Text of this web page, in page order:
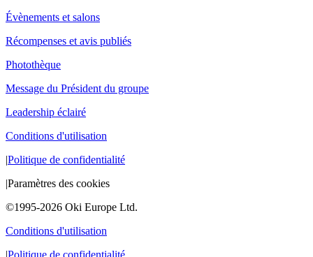
Évènements et salons
Récompenses et avis publiés
Photothèque
Message du Président du groupe
Leadership éclairé
Conditions d'utilisation
|Politique de confidentialité
|Paramètres des cookies
©1995-2026 Oki Europe Ltd.
Conditions d'utilisation
|Politique de confidentialité